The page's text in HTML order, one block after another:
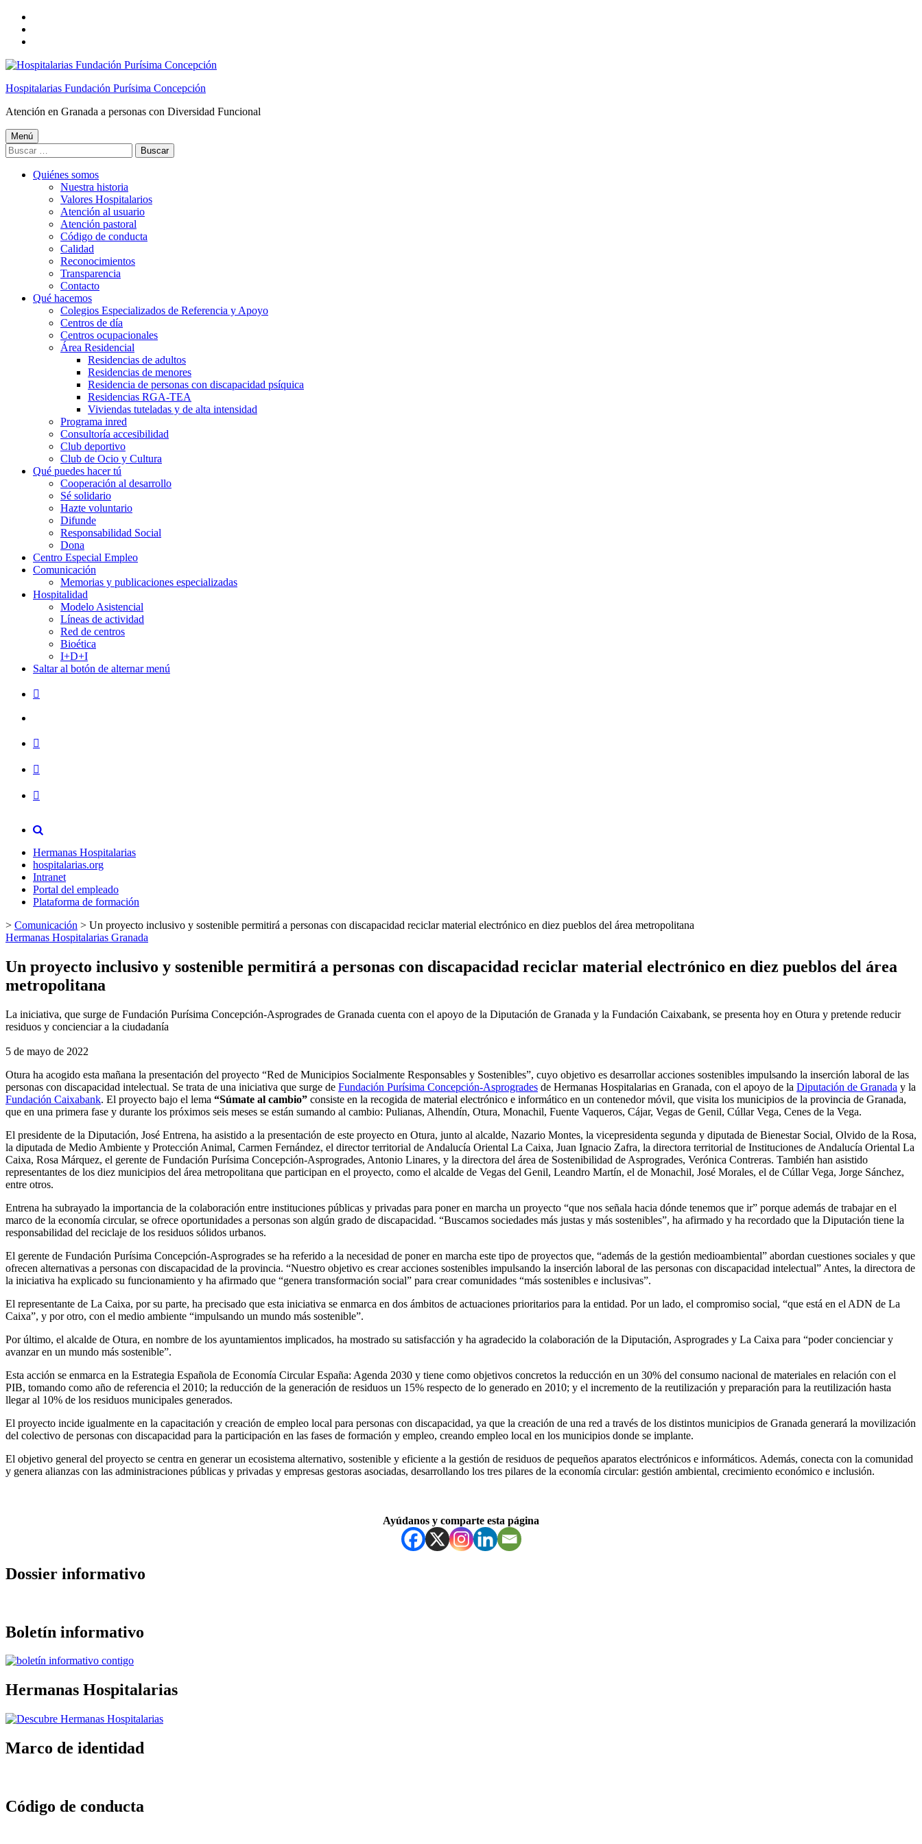
principal
principal
pie
página
Hospitalarias Fundación Purísima Concepción
Atención en Granada a personas con Diversidad Funcional
Menú
Buscar:
Quiénes somos
Nuestra historia
Valores Hospitalarios
Atención al usuario
Atención pastoral
Código de conducta
Calidad
Reconocimientos
Transparencia
Contacto
Qué hacemos
Colegios Especializados de Referencia y Apoyo
Centros de día
Centros ocupacionales
Área Residencial
Residencias de adultos
Residencias de menores
Residencia de personas con discapacidad psíquica
Residencias RGA-TEA
Viviendas tuteladas y de alta intensidad
Programa inred
Consultoría accesibilidad
Club deportivo
Club de Ocio y Cultura
Qué puedes hacer tú
Cooperación al desarrollo
Sé solidario
Hazte voluntario
Difunde
Responsabilidad Social
Dona
Centro Especial Empleo
Comunicación
Memorias y publicaciones especializadas
Hospitalidad
Modelo Asistencial
Líneas de actividad
Red de centros
Bioética
I+D+I
Saltar al botón de alternar menú
Hermanas Hospitalarias
hospitalarias.org
Intranet
Portal del empleado
Plataforma de formación
> Comunicación > Un proyecto inclusivo y sostenible permitirá a personas con discapacidad reciclar material electrónico en diez pueblos del área metropolitana
Hermanas Hospitalarias Granada
Un proyecto inclusivo y sostenible permitirá a personas con discapacidad reciclar material electrónico en diez pueblos del área
metropolitana
La iniciativa, que surge de Fundación Purísima Concepción-Asprogrades de Granada cuenta con el apoyo de la Diputación de Granada y la Fundación Caixabank, se presenta hoy en Otura y pretende reducir
residuos y concienciar a la ciudadanía
5 de mayo de 2022
Otura ha acogido esta mañana la presentación del proyecto “Red de Municipios Socialmente Responsables y Sostenibles”, cuyo objetivo es desarrollar acciones sostenibles impulsando la inserción laboral de las
personas con discapacidad intelectual. Se trata de una iniciativa que surge de Fundación Purísima Concepción-Asprogrades de Hermanas Hospitalarias en Granada, con el apoyo de la Diputación de Granada y la
Fundación Caixabank. El proyecto bajo el lema “Súmate al cambio” consiste en la recogida de material electrónico e informático en un contenedor móvil, que visita los municipios de la provincia de Granada,
que en una primera fase y durante los próximos seis meses se están sumando al cambio: Pulianas, Alhendín, Otura, Monachil, Fuente Vaqueros, Cájar, Vegas de Genil, Cúllar Vega, Cenes de la Vega.
El presidente de la Diputación, José Entrena, ha asistido a la presentación de este proyecto en Otura, junto al alcalde, Nazario Montes, la vicepresidenta segunda y diputada de Bienestar Social, Olvido de la Rosa,
la diputada de Medio Ambiente y Protección Animal, Carmen Fernández, el director territorial de Andalucía Oriental La Caixa, Juan Ignacio Zafra, la directora territorial de Instituciones de Andalucía Oriental La
Caixa, Rosa Márquez, el gerente de Fundación Purísima Concepción-Asprogrades, Antonio Linares, y la directora del área de Sostenibilidad de Asprogrades, Verónica Contreras. También han asistido
representantes de los diez municipios del área metropolitana que participan en el proyecto, como el alcalde de Vegas del Genil, Leandro Martín, el de Monachil, José Morales, el de Cúllar Vega, Jorge Sánchez,
entre otros.
Entrena ha subrayado la importancia de la colaboración entre instituciones públicas y privadas para poner en marcha un proyecto “que nos señala hacia dónde tenemos que ir” porque además de trabajar en el
marco de la economía circular, se ofrece oportunidades a personas son algún grado de discapacidad. “Buscamos sociedades más justas y más sostenibles”, ha afirmado y ha recordado que la Diputación tiene la
responsabilidad del reciclaje de los residuos sólidos urbanos.
El gerente de Fundación Purísima Concepción-Asprogrades se ha referido a la necesidad de poner en marcha este tipo de proyectos que, “además de la gestión medioambiental” abordan cuestiones sociales y que
ofrecen alternativas a personas con discapacidad de la provincia. “Nuestro objetivo es crear acciones sostenibles impulsando la inserción laboral de las personas con discapacidad intelectual” Antes, la directora de
la iniciativa ha explicado su funcionamiento y ha afirmado que “genera transformación social” para crear comunidades “más sostenibles e inclusivas”.
El representante de La Caixa, por su parte, ha precisado que esta iniciativa se enmarca en dos ámbitos de actuaciones prioritarios para la entidad. Por un lado, el compromiso social, “que está en el ADN de La
Caixa”, y por otro, con el medio ambiente “impulsando un mundo más sostenible”.
Por último, el alcalde de Otura, en nombre de los ayuntamientos implicados, ha mostrado su satisfacción y ha agradecido la colaboración de la Diputación, Asprogrades y La Caixa para “poder concienciar y
avanzar en un mundo más sostenible”.
Esta acción se enmarca en la Estrategia Española de Economía Circular España: Agenda 2030 y tiene como objetivos concretos la reducción en un 30% del consumo nacional de materiales en relación con el
PIB, tomando como año de referencia el 2010; la reducción de la generación de residuos un 15% respecto de lo generado en 2010; y el incremento de la reutilización y preparación para la reutilización hasta
llegar al 10% de los residuos municipales generados.
El proyecto incide igualmente en la capacitación y creación de empleo local para personas con discapacidad, ya que la creación de una red a través de los distintos municipios de Granada generará la movilización
del colectivo de personas con discapacidad para la participación en las fases de formación y empleo, creando empleo local en los municipios donde se implante.
El objetivo general del proyecto se centra en generar un ecosistema alternativo, sostenible y eficiente a la gestión de residuos de pequeños aparatos electrónicos e informáticos. Además, conecta con la comunidad
y genera alianzas con las administraciones públicas y privadas y empresas gestoras asociadas, desarrollando los tres pilares de la economía circular: gestión ambiental, crecimiento económico e inclusión.
principal
Ayúdanos y comparte esta página
Dossier informativo
Boletín informativo
Hermanas Hospitalarias
Marco de identidad
Código de conducta